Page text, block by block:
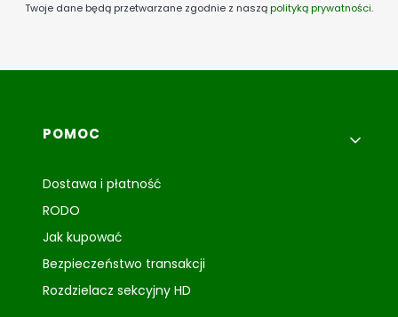
Twoje dane będą przetwarzane zgodnie z nasząpolityką prywatności.
Linki w stopce
POMOC
Dostawa i płatność
RODO
Jak kupować
Bezpieczeństwo transakcji
Rozdzielacz sekcyjny HD